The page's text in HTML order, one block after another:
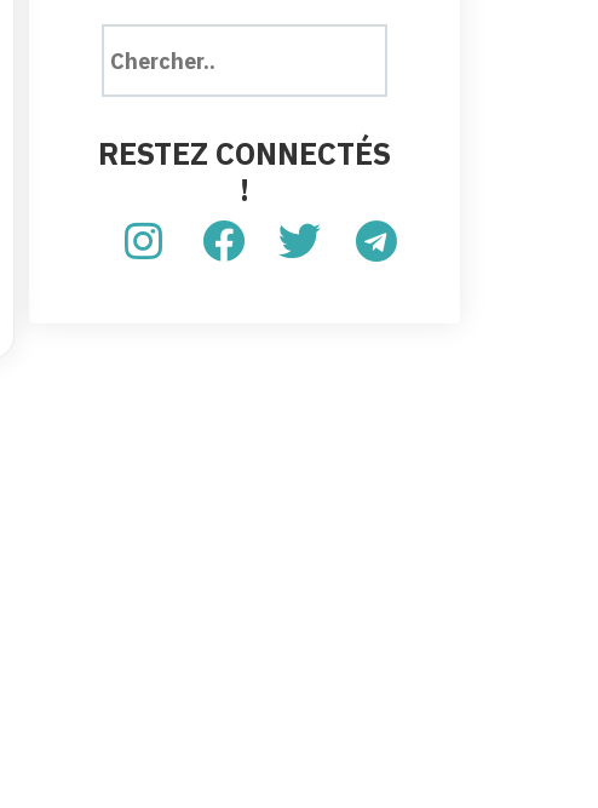
RESTEZ CONNECTÉS
!